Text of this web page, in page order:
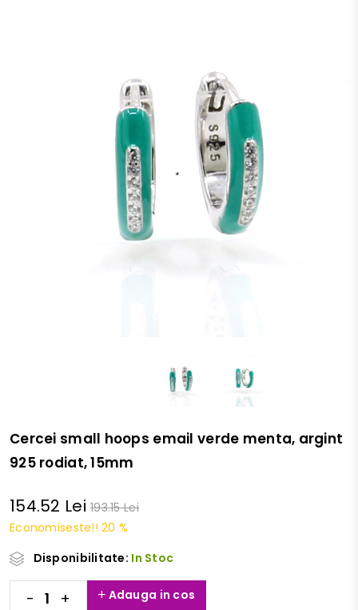
Cercei small hoops email verde menta, argint
925 rodiat, 15mm
154.52 Lei193.15 Lei
Economiseste!! 20 %
Disponibilitate: In Stoc
- + Adauga in cos